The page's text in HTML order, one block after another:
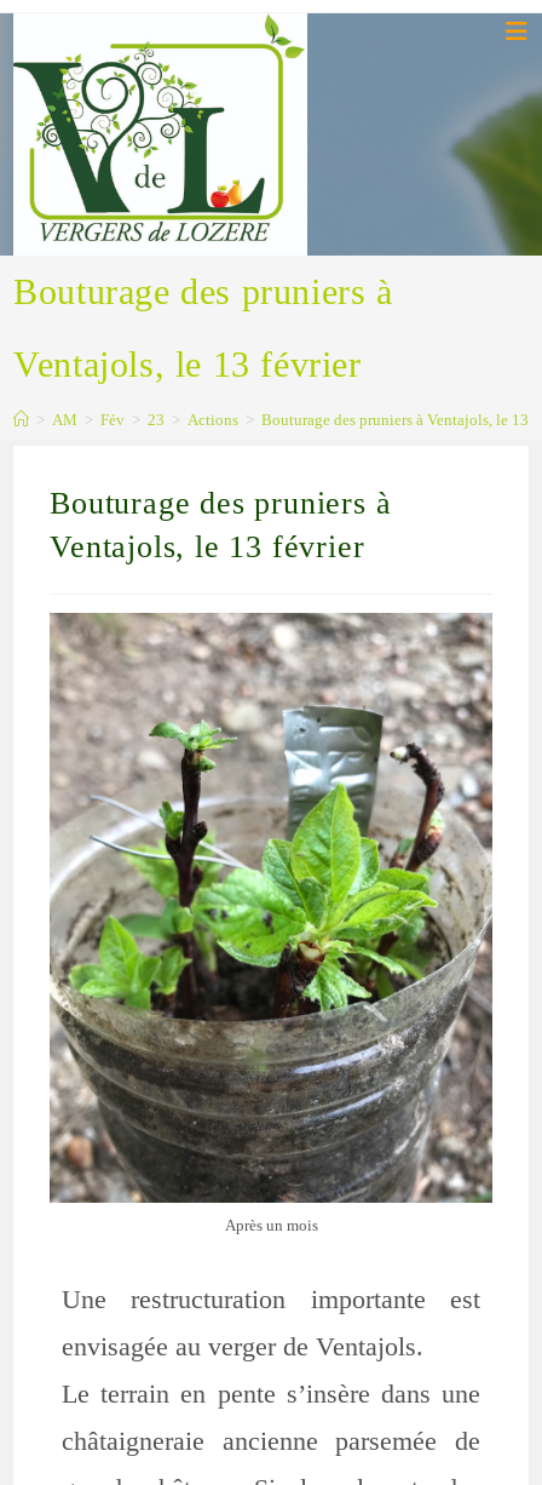
Bouturage des pruniers à
Ventajols, le 13 février
> AM > Fév > 23 > Actions > Bouturage des pruniers à Ventajols, le 13
Bouturage des pruniers à
Ventajols, le 13 février
Après un mois
Une restructuration importante est
envisagée au verger de Ventajols.
Le terrain en pente s’insère dans une
châtaigneraie ancienne parsemée de